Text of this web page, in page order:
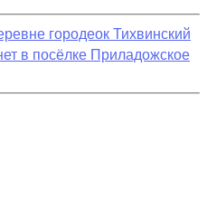
городеок Тихвинский
в посёлке Приладожское